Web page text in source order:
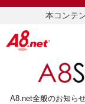
本コンテ
A8.net全般のお知ら